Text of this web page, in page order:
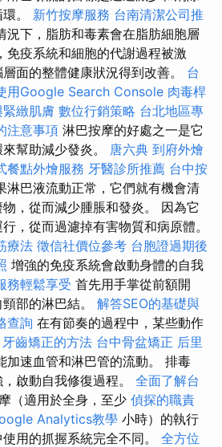
。 新竹按摩服務 台南清潔公司推
況下，脂肪和毒素會在脂肪細胞層
免疫系統和細胞的代謝過程被激
面的整體健康狀況得到改善。 台
用Google Search Console 肉毒桿
緻肌膚 數位行銷策略 台北地區專
注意事項 淋巴按摩的好處之一是它
幫助減少發炎。 唐六典 到府外燴
餐點外燴服務 牙醫診所推薦 台中按
淋巴液流動正常，它們就有機會清
，從而減少腫脹和發炎。 因為它
，從而過濾掉有害物質和病原體。
療法 徵信社價位參考 台胞證過期後
增強的免疫系統會啟動身體的自我
務輕鬆享受 首先用手掌從前額開
部的淋巴結。 解答SEO的基礎與
查詢 在有節奏的過程中，某些動作
牙齒矯正的方法 台中骨盆矯正 后里
加速血管和淋巴管的流動。 排毒
啟動自我修復過程。 全面了解台
（適用於全身，至少 偵探的職責
Analytics教學 小時）的執行
用的抓握系統完全不同。 全方位